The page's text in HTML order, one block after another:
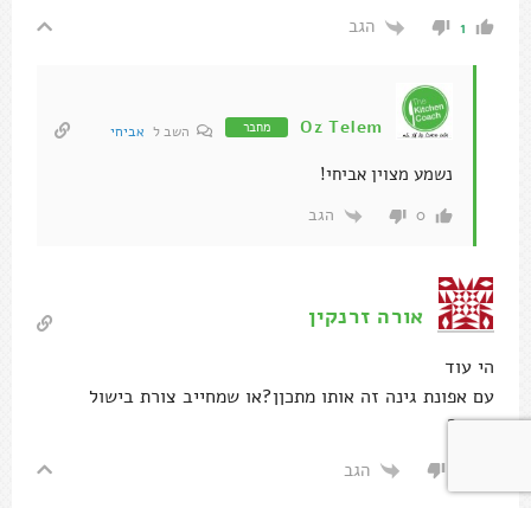
1 הגב
Oz Telem מחבר השב ל אביחי
נשמע מצוין אביחי!
0 הגב
אורה זרנקין
הי עוד
עם אפונת גינה זה אותו מתכןן?או שמחייב צורת בישול
שונה?
הגב